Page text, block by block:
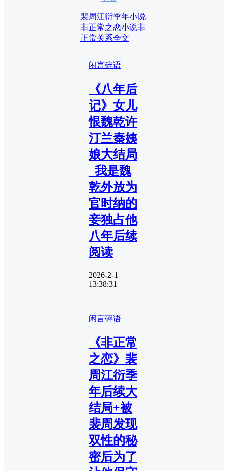
裴周江衍季年小说
非正常之恋小说非
正常关系全文
闲言碎语
《八年后
记》女儿
恨魏乾许
汀兰秦姨
娘大结局
_我是魏
乾外放为
官时纳的
妾独占他
八年后续
阅读
2026-2-1
13:38:31
闲言碎语
《非正常
之恋》裴
周江衍季
年后续大
结局+被
裴周发现
双性的秘
密后为了